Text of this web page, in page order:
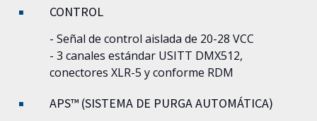
CONTROL
- Señal de control aislada de 20-28 VCC
- 3 canales estándar USITT DMX512,
conectores XLR-5 y conforme RDM
APS™ (SISTEMA DE PURGA AUTOMÁTICA)